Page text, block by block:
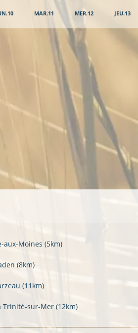
MAR.11 MER.12 JEU.13
aux-Moines (5km)
(8km)
(11km)
Trinité-sur-Mer (12km)